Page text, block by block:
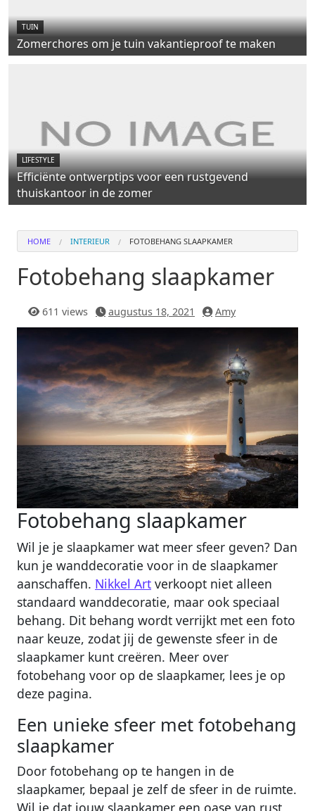
TUIN
Zomerchores om je tuin vakantieproof te maken
LIFESTYLE
Efficiënte ontwerptips voor een rustgevend
thuiskantoor in de zomer
HOME INTERIEUR FOTOBEHANG SLAAPKAMER
Fotobehang slaapkamer
611 views augustus 18, 2021 Amy
Fotobehang slaapkamer
Wil je je slaapkamer wat meer sfeer geven? Dan
kun je wanddecoratie voor in de slaapkamer
aanschaffen. Nikkel Art verkoopt niet alleen
standaard wanddecoratie, maar ook speciaal
behang. Dit behang wordt verrijkt met een foto
naar keuze, zodat jij de gewenste sfeer in de
slaapkamer kunt creëren. Meer over
fotobehang voor op de slaapkamer, lees je op
deze pagina.
Een unieke sfeer met fotobehang
slaapkamer
Door fotobehang op te hangen in de
slaapkamer, bepaal je zelf de sfeer in de ruimte.
Wil je dat jouw slaapkamer een oase van rust